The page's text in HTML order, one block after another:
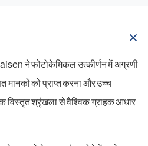
ने फोटोकेमिकल उत्कीर्णन में अग्रणी
मानकों को प्राप्त करना और उच्च
विस्तृत श्रृंखला से वैश्विक ग्राहक आधार